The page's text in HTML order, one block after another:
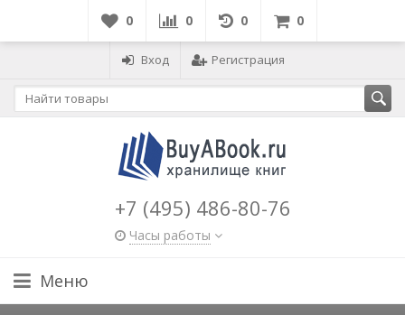
0 0 0 0
Вход Регистрация
+7 (495) 486-80-76
Часы работы
Меню